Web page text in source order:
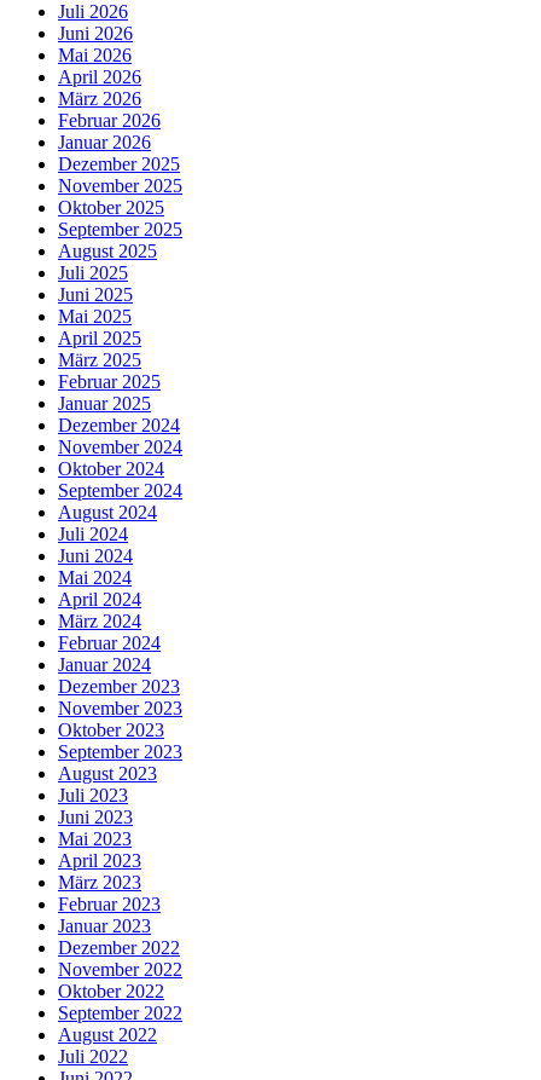
Juli 2026
Juni 2026
Mai 2026
April 2026
März 2026
Februar 2026
Januar 2026
Dezember 2025
November 2025
Oktober 2025
September 2025
August 2025
Juli 2025
Juni 2025
Mai 2025
April 2025
März 2025
Februar 2025
Januar 2025
Dezember 2024
November 2024
Oktober 2024
September 2024
August 2024
Juli 2024
Juni 2024
Mai 2024
April 2024
März 2024
Februar 2024
Januar 2024
Dezember 2023
November 2023
Oktober 2023
September 2023
August 2023
Juli 2023
Juni 2023
Mai 2023
April 2023
März 2023
Februar 2023
Januar 2023
Dezember 2022
November 2022
Oktober 2022
September 2022
August 2022
Juli 2022